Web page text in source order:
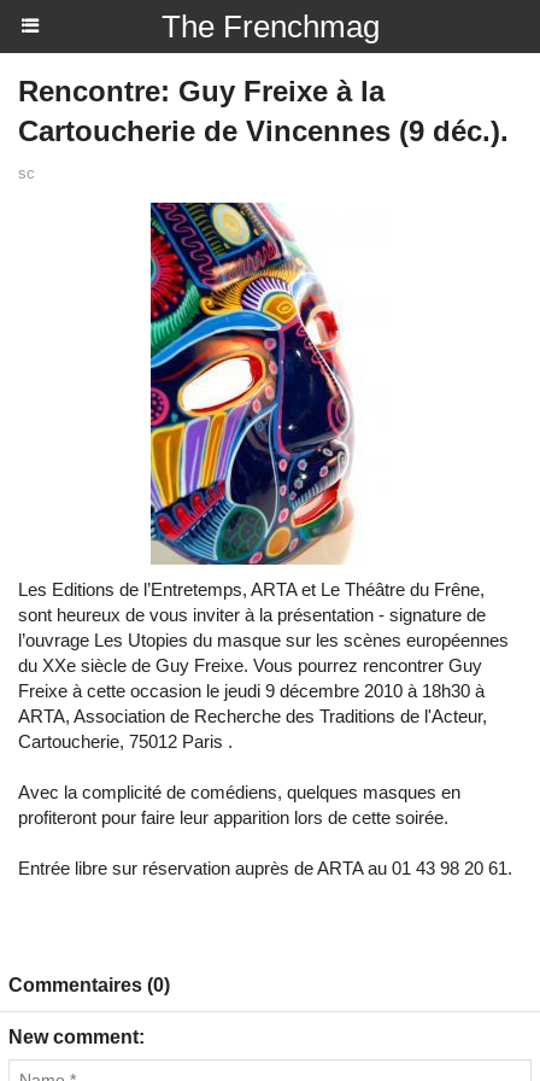
The Frenchmag
Rencontre: Guy Freixe à la
Cartoucherie de Vincennes (9 déc.).
sc
Les Editions de l’Entretemps, ARTA et Le Théâtre du Frêne,
sont heureux de vous inviter à la présentation - signature de
l’ouvrage Les Utopies du masque sur les scènes européennes
du XXe siècle de Guy Freixe. Vous pourrez rencontrer Guy
Freixe à cette occasion le jeudi 9 décembre 2010 à 18h30 à
ARTA, Association de Recherche des Traditions de l'Acteur,
Cartoucherie, 75012 Paris .
Avec la complicité de comédiens, quelques masques en
profiteront pour faire leur apparition lors de cette soirée.
Entrée libre sur réservation auprès de ARTA au 01 43 98 20 61.
Commentaires (0)
New comment: